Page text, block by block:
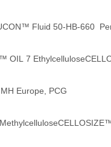
Fluid 50-HB-660
OIL 7 Ethylcellulose
Europe, PCG